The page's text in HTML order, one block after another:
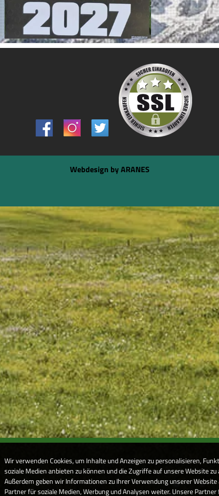
Webdesign by ARANES
Wir verwenden Cookies, um Inhalte und Anzeigen zu personalisieren,
soziale Medien anbieten zu können und die Zugriffe auf unsere Website
Außerdem geben wir Informationen zu Ihrer Verwendung unserer
Partner für soziale Medien, Werbung und Analysen weiter. Unsere